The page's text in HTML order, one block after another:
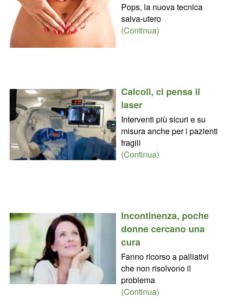
Pops, la nuova tecnica
salva-utero
(Continua)
Calcoli, ci pensa il
laser
Interventi più sicuri e su
misura anche per i pazienti
fragili
(Continua)
Incontinenza, poche
donne cercano una
cura
Fanno ricorso a palliativi
che non risolvono il
problema
(Continua)